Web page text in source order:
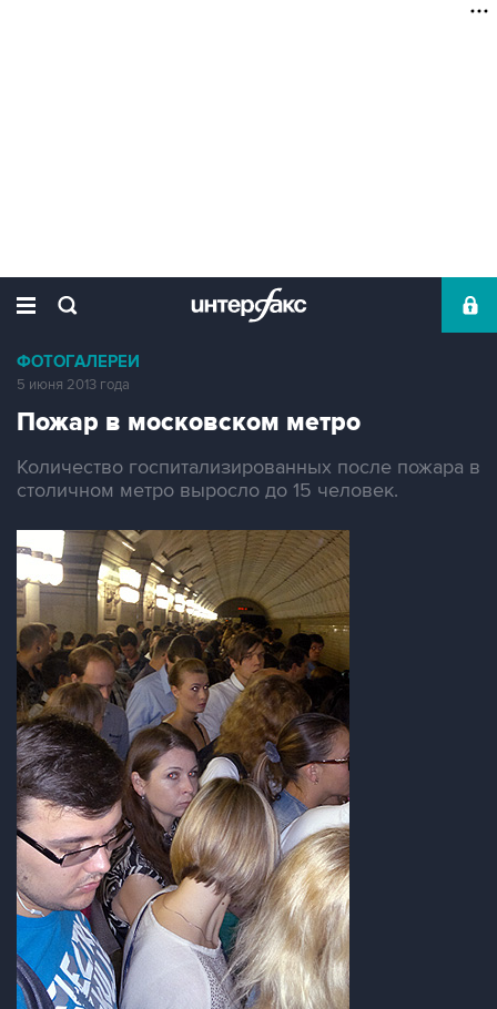
ФОТОГАЛЕРЕИ
5 июня 2013 года
Пожар в московском метро
Количество госпитализированных после пожара в
столичном метро выросло до 15 человек.